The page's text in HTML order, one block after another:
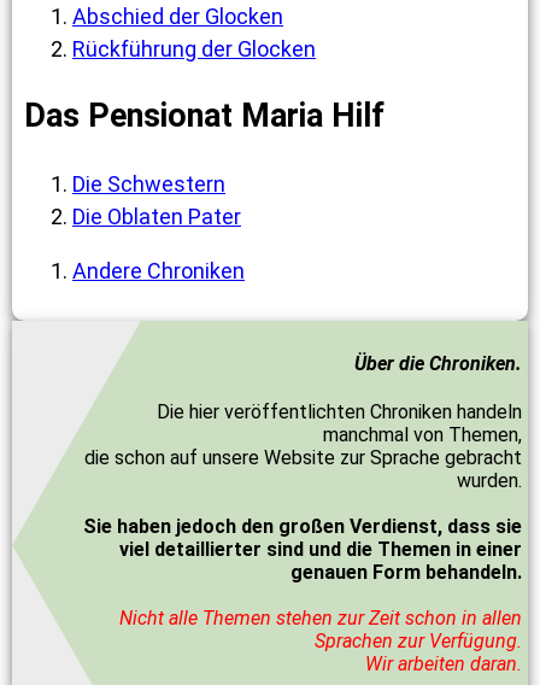
Abschied der Glocken
Rückführung der Glocken
Das Pensionat Maria Hilf
Die Schwestern
Die Oblaten Pater
Andere Chroniken
Über die Chroniken.
Die hier veröffentlichten Chroniken handeln
manchmal von Themen,
die schon auf unsere Website zur Sprache gebracht
wurden.
Sie haben jedoch den großen Verdienst, dass sie
viel detaillierter sind und die Themen in einer
genauen Form behandeln.
Nicht alle Themen stehen zur Zeit schon in allen
Sprachen zur Verfügung.
Wir arbeiten daran.